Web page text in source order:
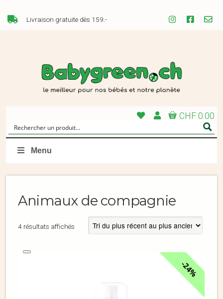
Livraison gratuite dès 159.-
CHF 0.00
Menu
Animaux de compagnie
4 résultats affichés
24%